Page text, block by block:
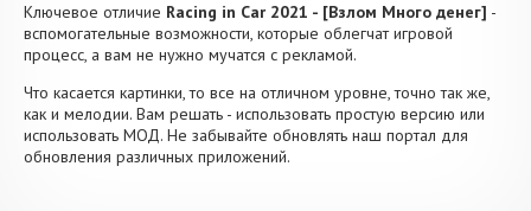
Ключевое отличие Racing in Car 2021 - [Взлом Много денег] -
вспомогательные возможности, которые облегчат игровой
процесс, а вам не нужно мучатся с рекламой.
Что касается картинки, то все на отличном уровне, точно так же,
как и мелодии. Вам решать - использовать простую версию или
использовать МОД. Не забывайте обновлять наш портал для
обновления различных приложений.